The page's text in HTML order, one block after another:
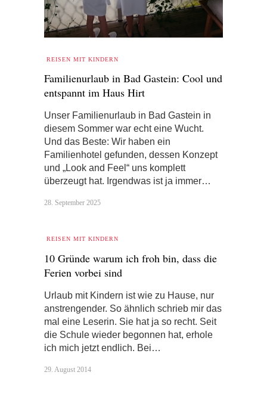
REISEN MIT KINDERN
Familienurlaub in Bad Gastein: Cool und
entspannt im Haus Hirt
Unser Familienurlaub in Bad Gastein in
diesem Sommer war echt eine Wucht.
Und das Beste: Wir haben ein
Familienhotel gefunden, dessen Konzept
und „Look and Feel“ uns komplett
überzeugt hat. Irgendwas ist ja immer…
28. September 2025
REISEN MIT KINDERN
10 Gründe warum ich froh bin, dass die
Ferien vorbei sind
Urlaub mit Kindern ist wie zu Hause, nur
anstrengender. So ähnlich schrieb mir das
mal eine Leserin. Sie hat ja so recht. Seit
die Schule wieder begonnen hat, erhole
ich mich jetzt endlich. Bei…
29. August 2014